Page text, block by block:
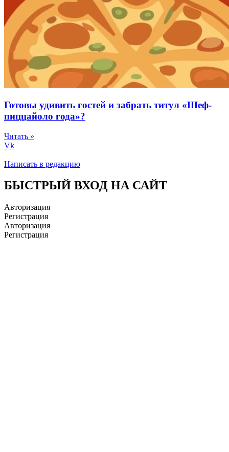
Готовы удивить гостей и забрать титул «Шеф-
пиццайоло года»?
Читать »
Vk
Написать в редакцию
БЫСТРЫЙ ВХОД НА САЙТ
Авторизация
Регистрация
Авторизация
Регистрация